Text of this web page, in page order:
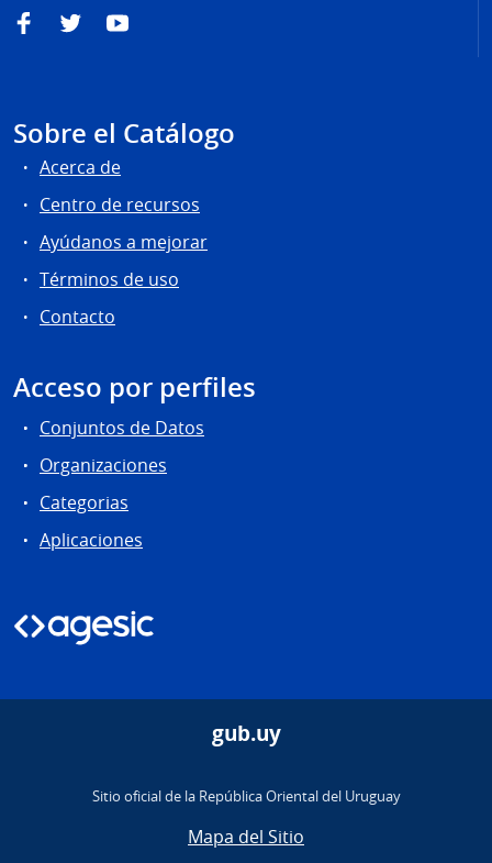
FacebookTwitterYouTube
Sobre el Catálogo
Acerca de
Centro de recursos
Ayúdanos a mejorar
Términos de uso
Contacto
Acceso por perfiles
Conjuntos de Datos
Organizaciones
Categorias
Aplicaciones
gub.uy
Sitio oficial de la República Oriental del Uruguay
Mapa del Sitio